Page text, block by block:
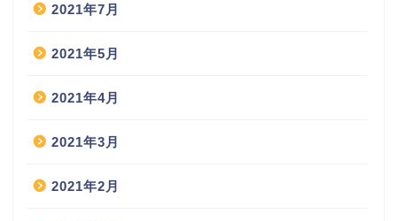
2021年7月
2021年5月
2021年4月
2021年3月
2021年2月